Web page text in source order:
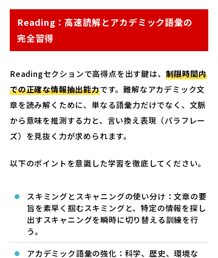
Reading：高速読解とアカデミック語彙の
完全習得
Readingセクションで高得点を出す鍵は、 制限時間内
での正確な情報抽出能力です。難解なアカデミック文
章を読み解くために、単なる語彙力だけでなく、文脈
から意味を推測する力と、言い換え表現（パラフレー
ズ）を見抜く力が求められます。
以下のポイントを意識した学習を徹底してください。
スキミングとスキャニングの使い分け：文章の要
旨を素早く掴むスキミングと、特定の情報を探し
出すスキャニングを瞬時に切り替える訓練を行
う。
アカデミック語彙の強化：科学、歴史、環境な